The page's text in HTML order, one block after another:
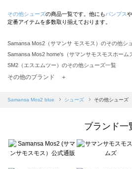
その他シューズの商品一覧です。他にもパンプスや
定番アイテムを多数取り揃えております。
Samansa Mos2（サマンサ モスモス）のその他シ
Samansa Mos2 home's（サマンサモスモスホーム
SM2（エスエムツー）のその他シューズ一覧
Samansa Mos2 blue（サマンサモスモス ブルー）
sō4ū（ソウフォーユー）のその他シューズ一覧
Te chichi（テチチ）のその他シューズ一覧
Te chichi CLASSIC（テチチ クラシック）のその他
その他のブランド ＋
Samansa Mos2 blue シューズ その他シューズ
ブランド一